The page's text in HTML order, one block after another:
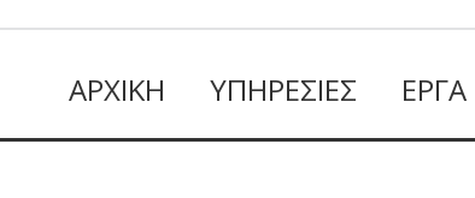
ΑΡΧΙΚΉ ΥΠΗΡΕΣΊΕΣ ΈΡΓΑ